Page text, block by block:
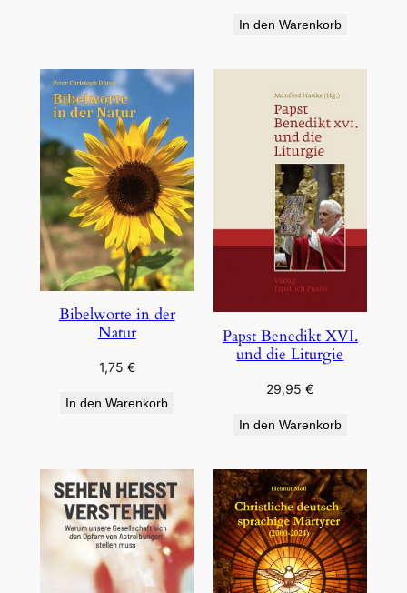
In den Warenkorb
Bibelworte in der
Natur
1,75 €
In den Warenkorb
Papst Benedikt XVI.
und die Liturgie
29,95€
In den Warenkorb